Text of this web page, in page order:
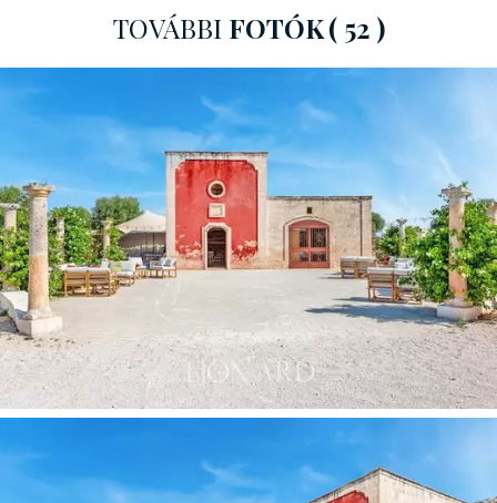
tengerével és nagyon finom homokos strandjaival.
A történelmi barlangokkal körülvett varázslatos
ösvényen keresztül egy fenséges lila épülethez
érkezünk. A parasztházban 11 hálószoba található, 4
további hálószoba pedig jelenleg épül.A
luxuslakosztály egy ősi barlangban található, amely
egykor a farm állatainak otthont adott,és most
külön bejárattal és tágas panorámás terasszal
rendelkezik, amely ideális romantikus vacsorákhoz vagy
egyszerűen csak a környezet megcsodálásához. A
szintén egy barlangban található lakosztály hangulatos
verandájáról a farm nagy termére nyílik kilátás, valamint
pihenősarokkal és törökfürdővel rendelkezik.A Junior
kényelmes nappalival és olvasósarokkal rendelkezik.
TOVÁBBI FOTÓK( 52 )